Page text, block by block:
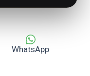
WhatsApp